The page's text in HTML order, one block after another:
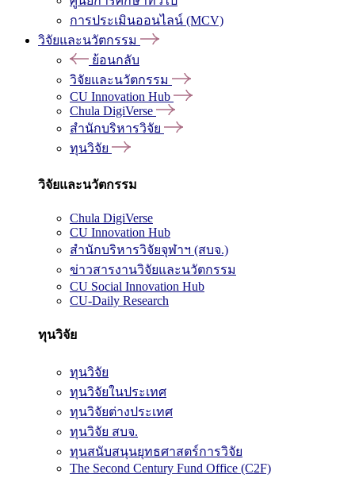
การประเมินออนไลน์ (MCV)
วิจัยและนวัตกรรม
ย้อนกลับ
วิจัยและนวัตกรรม
CU Innovation Hub
Chula DigiVerse
สำนักบริหารวิจัย
ทุนวิจัย
วิจัยและนวัตกรรม
Chula DigiVerse
CU Innovation Hub
สำนักบริหารวิจัยจุฬาฯ (สบจ.)
ข่าวสารงานวิจัยและนวัตกรรม
CU Social Innovation Hub
CU-Daily Research
ทุนวิจัย
ทุนวิจัย
ทุนวิจัยในประเทศ
ทุนวิจัยต่างประเทศ
ทุนวิจัย สบจ.
ทุนสนับสนุนยุทธศาสตร์การวิจัย
The Second Century Fund Office (C2F)